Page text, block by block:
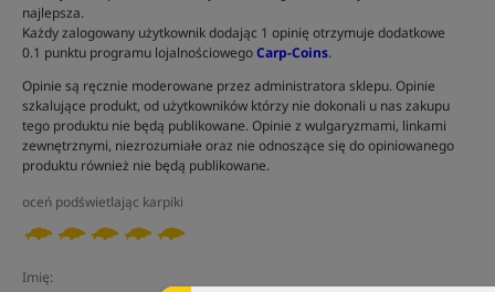
najlepsza.
Każdy zalogowany użytkownik dodając 1 opinię otrzymuje dodatkowe
0.1 punktu programu lojalnościowegoCarp-Coins.
Opinie są ręcznie moderowane przez administratora sklepu. Opinie
szkalujące produkt, od użytkowników którzy nie dokonali u nas zakupu
tego produktu nie będą publikowane. Opinie z wulgaryzmami, linkami
zewnętrznymi, niezrozumiałe oraz nie odnoszące się do opiniowanego
produktu również nie będą publikowane.
oceń podświetlając karpiki
Imię: